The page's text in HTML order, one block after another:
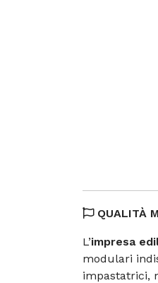
QUALITÀ
L’impresa
modulari
impastatrici,